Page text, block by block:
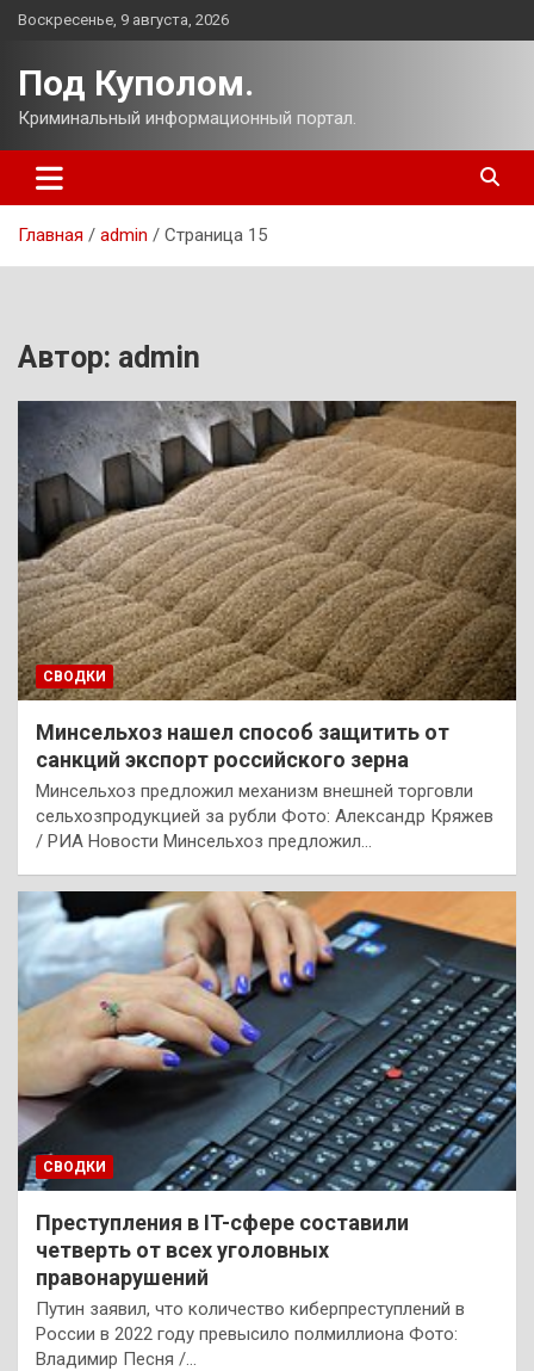
Перейти
Воскресенье, 9 августа, 2026
Под Куполом.
Криминальный информационный портал.
Главная admin Страница 15
Автор: admin
СВОДКИ
Минсельхоз нашел способ защитить от
санкций экспорт российского зерна
Минсельхоз предложил механизм внешней торговли
сельхозпродукцией за рубли Фото: Александр Кряжев
/ РИА Новости Минсельхоз предложил…
СВОДКИ
Преступления в IT-сфере составили
четверть от всех уголовных
правонарушений
Путин заявил, что количество киберпреступлений в
России в 2022 году превысило полмиллиона Фото:
Владимир Песня /…